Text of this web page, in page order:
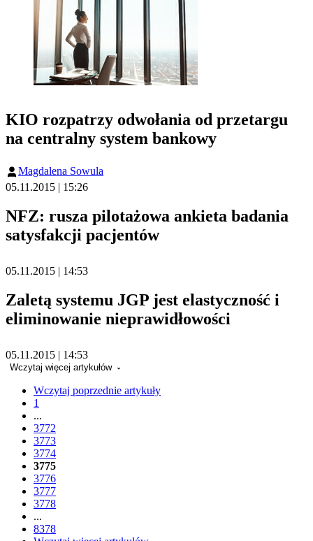
KIO rozpatrzy odwołania od przetargu
na centralny system bankowy
Magdalena Sowula
05.11.2015 | 15:26
NFZ: rusza pilotażowa ankieta badania
satysfakcji pacjentów
05.11.2015 | 14:53
Zaletą systemu JGP jest elastyczność i
eliminowanie nieprawidłowości
05.11.2015 | 14:53
Wczytaj więcej artykułów
Wczytaj poprzednie artykuły
1
...
3772
3773
3774
3775
3776
3777
3778
...
8378